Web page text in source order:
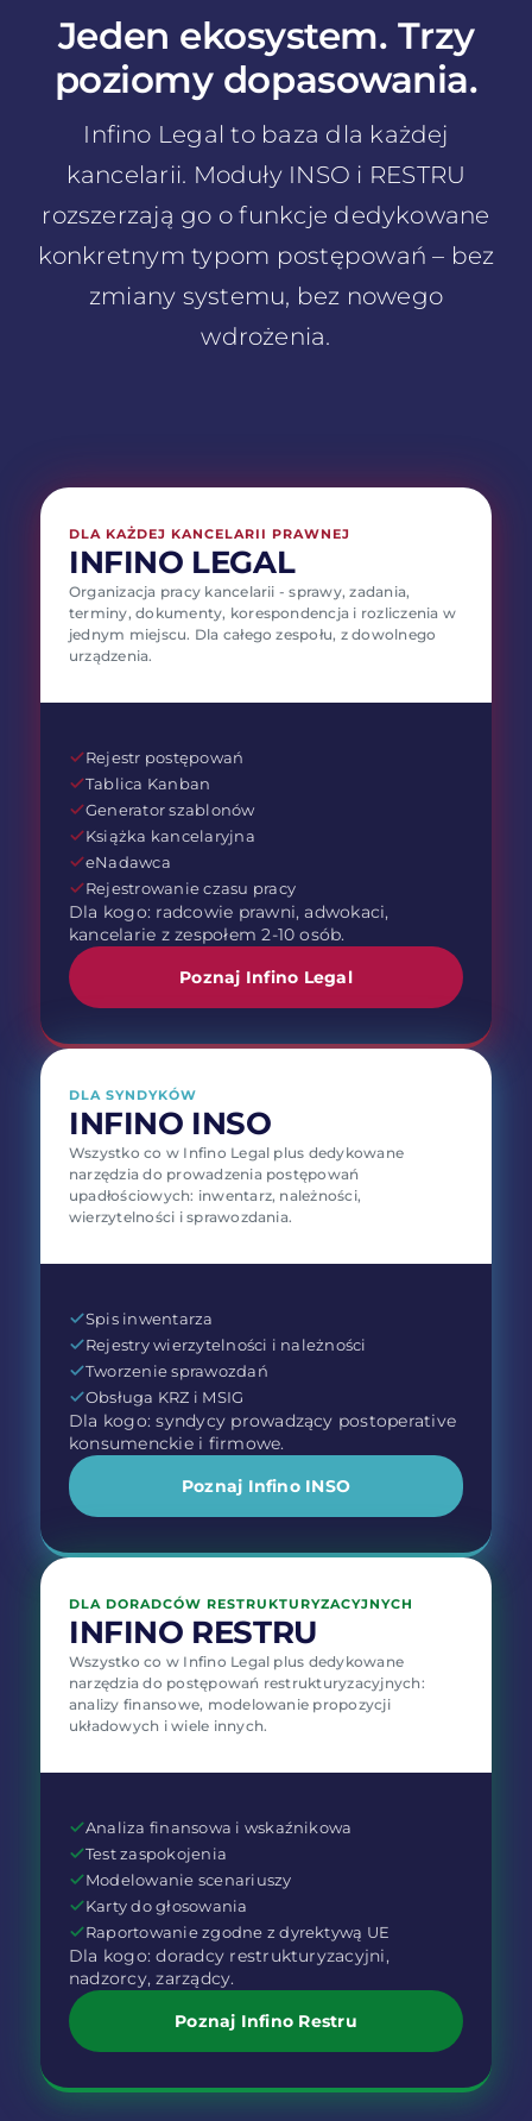
Jeden ekosystem. Trzy
poziomy dopasowania.
Infino Legal to baza dla każdej
kancelarii. Moduły INSO i RESTRU
rozszerzają go o funkcje dedykowane
konkretnym typom postępowań – bez
zmiany systemu, bez nowego
wdrożenia.
DLA KAŻDEJ KANCELARII PRAWNEJ
INFINO LEGAL
Organizacja pracy kancelarii - sprawy, zadania,
terminy, dokumenty, korespondencja i rozliczenia w
jednym miejscu. Dla całego zespołu, z dowolnego
urządzenia.
Rejestr postępowań
Tablica Kanban
Generator szablonów
Książka kancelaryjna
eNadawca
Rejestrowanie czasu pracy
Dla kogo: radcowie prawni, adwokaci,
kancelarie z zespołem 2-10 osób.
Poznaj Infino Legal
DLA SYNDYKÓW
INFINO INSO
Wszystko co w Infino Legal plus dedykowane
narzędzia do prowadzenia postępowań
upadłościowych: inwentarz, należności,
wierzytelności i sprawozdania.
Spis inwentarza
Rejestry wierzytelności i należności
Tworzenie sprawozdań
Obsługa KRZ i MSIG
Dla kogo: syndycy prowadzący postoperative
konsumenckie i firmowe.
Poznaj Infino INSO
DLA DORADCÓW RESTRUKTURYZACYJNYCH
INFINO RESTRU
Wszystko co w Infino Legal plus dedykowane
narzędzia do postępowań restrukturyzacyjnych:
analizy finansowe, modelowanie propozycji
układowych i wiele innych.
Analiza finansowa i wskaźnikowa
Test zaspokojenia
Modelowanie scenariuszy
Karty do głosowania
Raportowanie zgodne z dyrektywą UE
Dla kogo: doradcy restrukturyzacyjni,
nadzorcy, zarządcy.
Poznaj Infino Restru